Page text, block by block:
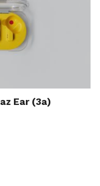
Ear (3a)